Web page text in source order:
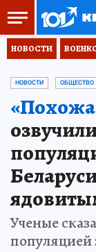
НОВОСТИ
НОВОСТИ ОБЩЕСТВО
Ученые
популяцией